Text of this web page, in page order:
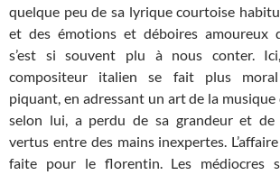
quelque peu de sa lyrique courtoise
et des émotions et déboires amoureux
s’est si souvent plu à nous conter.
compositeur italien se fait plus
piquant, en adressant un art de la musique
selon lui, a perdu de sa grandeur et de
vertus entre des mains inexpertes.
faite pour le florentin. Les médiocres